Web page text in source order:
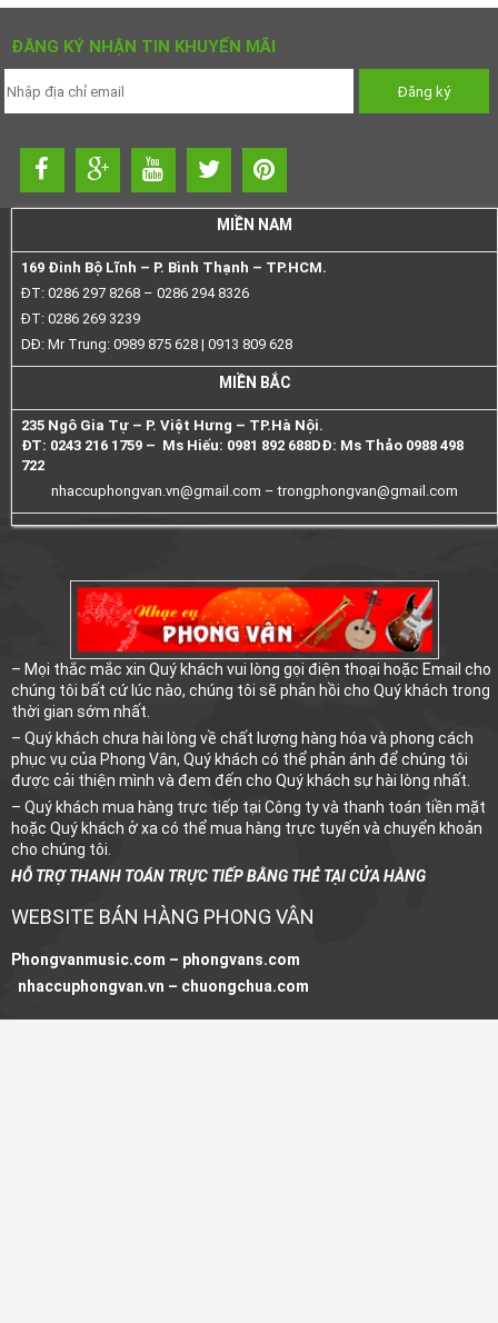
ĐĂNG KÝ NHẬN TIN KHUYẾN MÃI
MIỀN NAM
169 Đinh Bộ Lĩnh – P. Bình Thạnh – TP.HCM.
ĐT: 0286 297 8268 – 0286 294 8326
ĐT: 0286 269 3239
DĐ: Mr Trung: 0989 875 628 | 0913 809 628
MIỀN BẮC
235 Ngô Gia Tự – P. Việt Hưng – TP.Hà Nội.
ĐT: 0243 216 1759 – Ms Hiếu: 0981 892 688DĐ: Ms Thảo 0988 498
722
nhaccuphongvan.vn@gmail.com –trongphongvan@gmail.com
– Mọi thắc mắc xin Quý khách vui lòng gọi điện thoại hoặc Email cho
chúng tôi bất cứ lúc nào, chúng tôi sẽ phản hồi cho Quý khách trong
thời gian sớm nhất.
– Quý khách chưa hài lòng về chất lượng hàng hóa và phong cách
phục vụ của Phong Vân, Quý khách có thể phản ánh để chúng tôi
được cải thiện mình và đem đến cho Quý khách sự hài lòng nhất.
– Quý khách mua hàng trực tiếp tại Công ty và thanh toán tiền mặt
hoặc Quý khách ở xa có thể mua hàng trực tuyến và chuyển khoản
cho chúng tôi.
HỖ TRỢ THANH TOÁN TRỰC TIẾP BẰNG THẺ TẠI CỬA HÀNG
WEBSITE BÁN HÀNG PHONG VÂN
Phongvanmusic.com – phongvans.com
nhaccuphongvan.vn – chuongchua.com